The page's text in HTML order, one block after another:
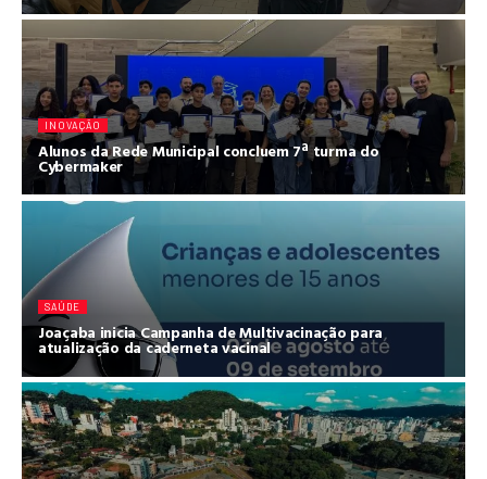
INOVAÇÃO
Alunos da Rede Municipal concluem 7ª turma do
Cybermaker
SAÚDE
Joaçaba inicia Campanha de Multivacinação para
atualização da caderneta vacinal